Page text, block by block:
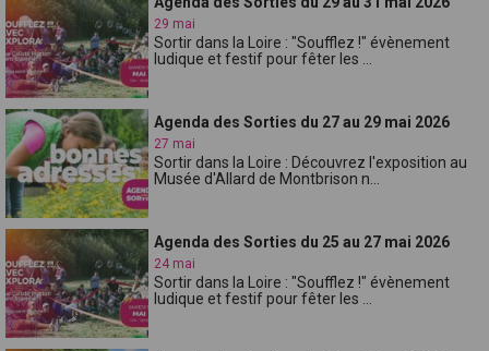
29 mai
Sortir dans la Loire : "Soufflez !" évènement
ludique et festif pour fêter les ...
Agenda des Sorties du 27 au 29 mai 2026
27 mai
Sortir dans la Loire : Découvrez l'exposition au
Musée d'Allard de Montbrison n...
Agenda des Sorties du 25 au 27 mai 2026
24 mai
Sortir dans la Loire : "Soufflez !" évènement
ludique et festif pour fêter les ...